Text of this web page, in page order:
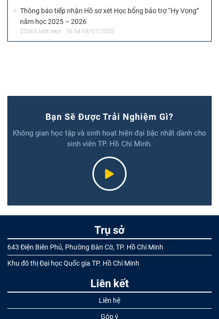
Thông báo tiếp nhận Hồ sơ xét Học bổng bảo trợ “Hy Vọng”
năm học 2025 – 2026
20565 lượt xem 16:54 04/07/2025
Bạn Sẽ Được Trải Nghiệm Gì?
Không gian học tập và sinh hoạt hiện đại bậc nhất dành cho
sinh viên TP. Hồ Chí Minh.
Trụ sở
643 Điện Biên Phủ, Phường Bàn Cờ, TP. Hồ Chí Minh
Khu đô thị Đại học Quốc gia TP. Hồ Chí Minh
Liên kết
Liên hệ
Góp ý